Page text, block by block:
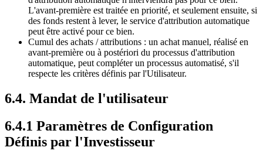
L'avant-première est traitée en priorité, et seulement ensuite, si
des fonds restent à lever, le service d'attribution automatique
peut être activé pour ce bien.
Cumul des achats / attributions : un achat manuel, réalisé en
avant-première ou à postériori du processus d'attribution
automatique, peut compléter un processus automatisé, s'il
respecte les critères définis par l'Utilisateur.
6.4. Mandat de l'utilisateur
6.4.1 Paramètres de Configuration
Définis par l'Investisseur